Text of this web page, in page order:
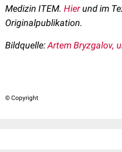
Medizin ITEM. Hierund im
Originalpublikation.
Bildquelle:Artem Bryzgalov,
© Copyright